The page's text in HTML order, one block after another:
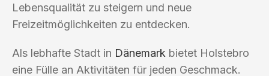
Lebensqualität zu steigern und neue
Freizeitmöglichkeiten zu entdecken.
Als lebhafte Stadt in Dänemark bietet Holstebro
eine Fülle an Aktivitäten für jeden Geschmack.